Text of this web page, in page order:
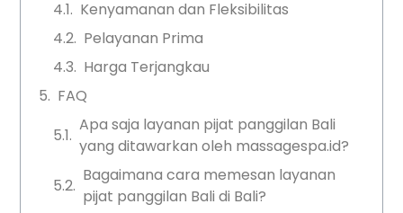
Kenyamanan dan Fleksibilitas
Pelayanan Prima
Harga Terjangkau
FAQ
Apa saja layanan pijat panggilan Bali
yang ditawarkan oleh massagespa.id?
Bagaimana cara memesan layanan
pijat panggilan Bali di Bali?